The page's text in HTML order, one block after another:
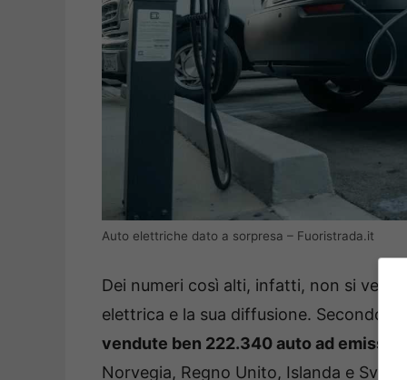
Auto elettriche dato a sorpresa – Fuoristrada.it
Dei numeri così alti, infatti, non si
elettrica e la sua diffusione. Secondo
vendute ben 222.340 auto ad
Norvegia, Regno Unito, Islanda e